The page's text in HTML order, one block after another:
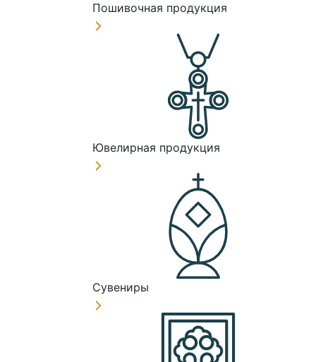
Пошивочная продукция
Ювелирная продукция
Сувениры